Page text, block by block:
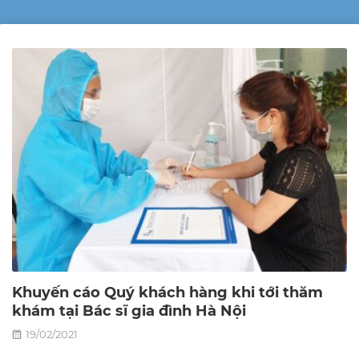
Khuyến cáo Quý khách hàng khi tới thăm
khám tại Bác sĩ gia đình Hà Nội
19/02/2021